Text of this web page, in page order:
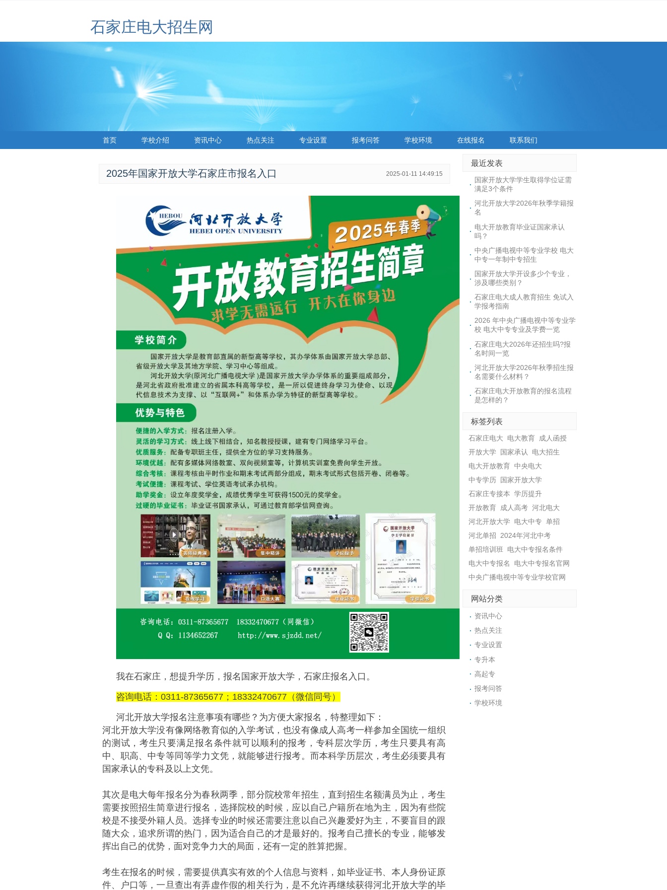
石家庄电大招生网
首页 学校介绍 资讯中心 热点关注 专业设置 报考问答 学校环境 在线报名 联系我们
2025年国家开放大学石家庄市报名入口 2025-01-11 14:49:15
我在石家庄，想提升学历，报名国家开放大学，石家庄报名入口。
咨询电话：0311-87365677；18332470677（微信同号）
河北开放大学报名注意事项有哪些？为方便大家报名，特整理如下：
河北开放大学没有像网络教育似的入学考试，也没有像成人高考一样参加全国统一组织
的测试，考生只要满足报名条件就可以顺利的报考，专科层次学历，考生只要具有高
中、职高、中专等同等学力文凭，就能够进行报考。而本科学历层次，考生必须要具有
国家承认的专科及以上文凭。
其次是电大每年报名分为春秋两季，部分院校常年招生，直到招生名额满员为止，考生
需要按照招生简章进行报名，选择院校的时候，应以自己户籍所在地为主，因为有些院
校是不接受外籍人员。选择专业的时候还需要注意以自己兴趣爱好为主，不要盲目的跟
随大众，追求所谓的热门，因为适合自己的才是最好的。报考自己擅长的专业，能够发
挥出自己的优势，面对竞争力大的局面，还有一定的胜算把握。
考生在报名的时候，需要提供真实有效的个人信息与资料，如毕业证书、本人身份证原
件、户口等，一旦查出有弄虚作假的相关行为，是不允许再继续获得河北开放大学的毕
最近发表
国家开放大学学生取得学位证需
满足3个条件
河北开放大学2026年秋季学籍报
名
电大开放教育毕业证国家承认
吗？
中央广播电视中等专业学校 电大
中专一年制中专招生
国家开放大学开设多少个专业，
涉及哪些类别？
石家庄电大成人教育招生 免试入
学报考指南
2026 年中央广播电视中等专业学
校 电大中专专业及学费一览
石家庄电大2026年还招生吗?报
名时间一览
河北开放大学2026年秋季招生报
名需要什么材料？
石家庄电大开放教育的报名流程
是怎样的？
标签列表
石家庄电大 电大教育 成人函授
开放大学
国家承认
电大招生
电大开放教育 中央电大
中专学历
国家开放大学
石家庄专接本 学历提升
开放教育 成人高考 河北电大
河北开放大学 电大中专 单招
河北单招 2024年河北中考
单招培训班 电大中专报名条件
电大中专报名
电大中专报名官网
中央广播电视中等专业学校官网
网站分类
资讯中心
热点关注
专业设置
专升本
高起专
报考问答
学校环境